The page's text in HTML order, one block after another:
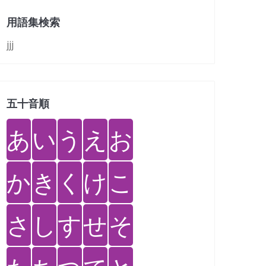
用語集検索
jjj
五十音順
あい う え お
かき く けこ
さ しすせそ